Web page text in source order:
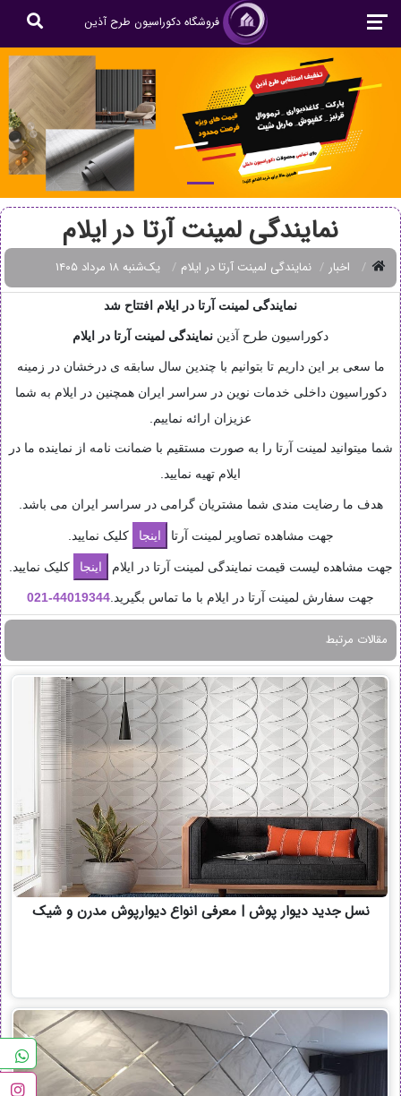
فروشگاه دکوراسیون طرح آذین
نمایندگی لمینت آرتا در ایلام
اخبار نمایندگی لمینت آرتا در ایلام یک‌شنبه ۱۸ مرداد ۱۴۰۵
نمایندگی لمینت آرتا در ایلام افتتاح شد
دکوراسیون طرح آذین نمایندگی لمینت آرتا در ایلام
ما سعی بر این داریم تا بتوانیم با چندین سال سابقه ی درخشان در زمینه
دکوراسیون داخلی خدمات نوین در سراسر ایران همچنین در ایلام به شما
عزیزان ارائه نماییم.
شما میتوانید لمینت آرتا را به صورت مستقیم با ضمانت نامه از نماینده ما در
ایلام تهیه نمایید.
هدف ما رضایت مندی شما مشتریان گرامی در سراسر ایران می باشد.
جهت مشاهده تصاویر لمینت آرتا کلیک نمایید.
جهت مشاهده لیست قیمت نمایندگی لمینت آرتا در ایلام کلیک نمایید.
جهت سفارش لمینت آرتا در ایلام با ما تماس بگیرید. 44019344-
021
مقالات مرتبط
نسل جدید دیوار پوش | معرفی انواع دیوارپوش مدرن و شیک